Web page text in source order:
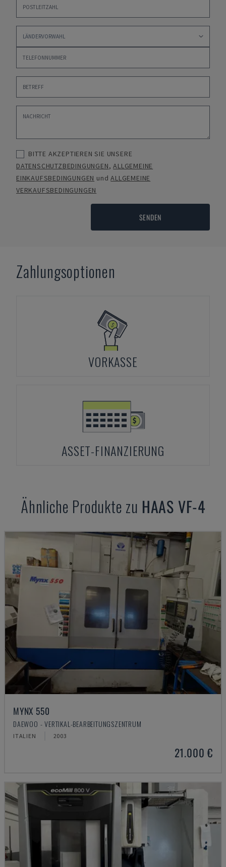
BITTE AKZEPTIEREN SIE UNSERE
DATENSCHUTZBEDINGUNGEN,ALLGEMEINE
EINKAUFSBEDINGUNGEN undALLGEMEINE
VERKAUFSBEDINGUNGEN
SENDEN
Zahlungsoptionen
VORKASSE
ASSET-FINANZIERUNG
Ähnliche Produkte zu HAAS VF-4
MYNX 550
DAEWOO - VERTIKAL-BEARBEITUNGSZENTRUM
ITALIEN 2003
21.000 €